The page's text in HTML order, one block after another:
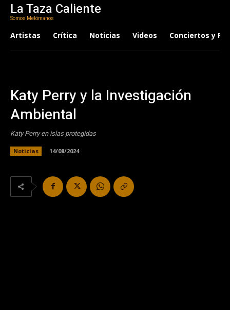
La Taza Caliente
Somos Melómanos
Artistas Crítica Noticias Videos Conciertos y
Katy Perry y la Investigación
Ambiental
Katy Perry en islas protegidas
Noticias 14/08/2024